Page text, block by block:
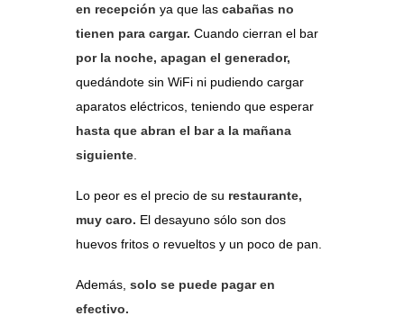
en recepción ya que las cabañas no
tienen para cargar. Cuando cierran el bar
por la noche, apagan el generador,
quedándote sin WiFi ni pudiendo cargar
aparatos eléctricos, teniendo que esperar
hasta que abran el bar a la mañana
siguiente
Lo peor es el precio de su restaurante,
muy caro. El desayuno sólo son dos
huevos fritos o revueltos y un poco de pan.
Además, solo se puede pagar en
efectivo.